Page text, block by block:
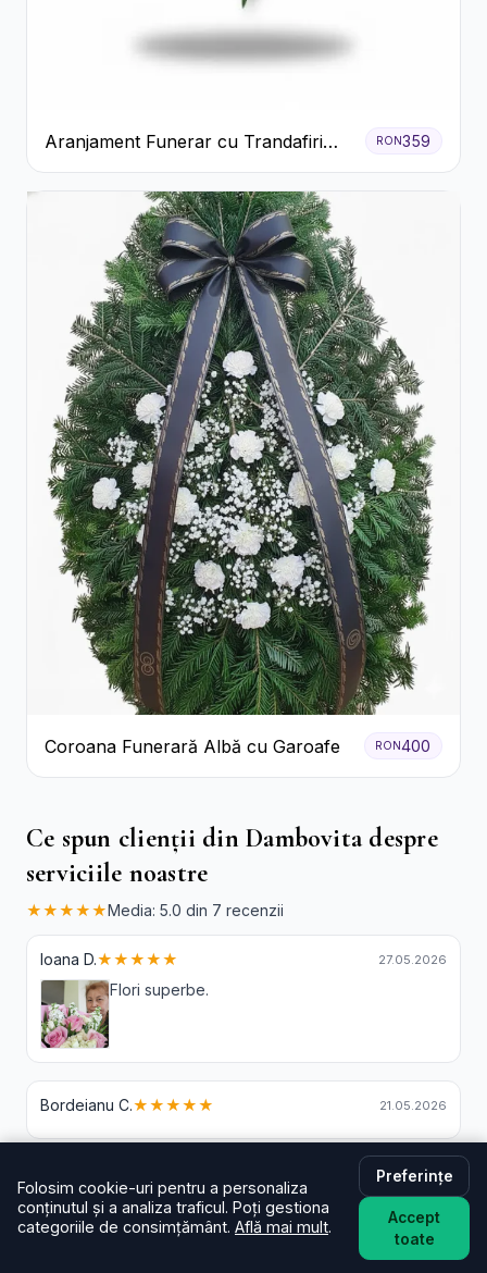
Aranjament Funerar cu Trandafiri
Albi Crizanteme Galbene și Crini
RON359
Coroana Funerară Albă cu Garoafe RON400
Ce spun clienții din Dambovita despre
serviciile noastre
★★★★★Media: 5.0 din 7 recenzii
Ioana D.★★★★★ 27.05.2026
Flori superbe.
Bordeianu C.★★★★★ 21.05.2026
Marcu A.★★★★★ 23.04.2026
Firmă serioasa; coroana a iesit superb si
livrarea a ajuns in aceeasi zi! A fost cea mai
Folosim cookie-uri pentru a personaliza
conținutul și a analiza traficul. Poți gestiona
categoriile de consimțământ. Află mai mult.
Preferințe
Accept
toate